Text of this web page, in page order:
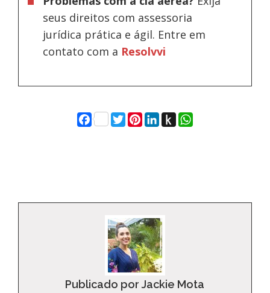
seus direitos com assessoria
jurídica prática e ágil. Entre em
contato com a Resolvvi
Facebook
Twitter
Pinterest
LinkedIn
Push
to
WhatsApp
Publicado por Jackie Mota